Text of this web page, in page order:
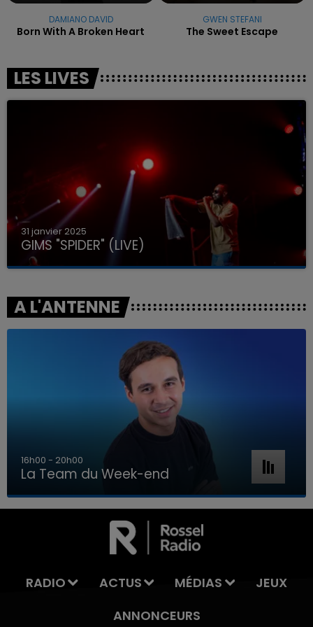
LA TEAM DU WEEK-END
DAMIANO DAVID
Born With A Broken Heart
GWEN STEFANI
The Sweet Escape
LES LIVES
31 janvier 2025
GIMS "SPIDER" (LIVE)
A L'ANTENNE
16h00 - 20h00
La Team du Week-end
RADIO ACTUS MÉDIAS
JEUX
ANNONCEURS